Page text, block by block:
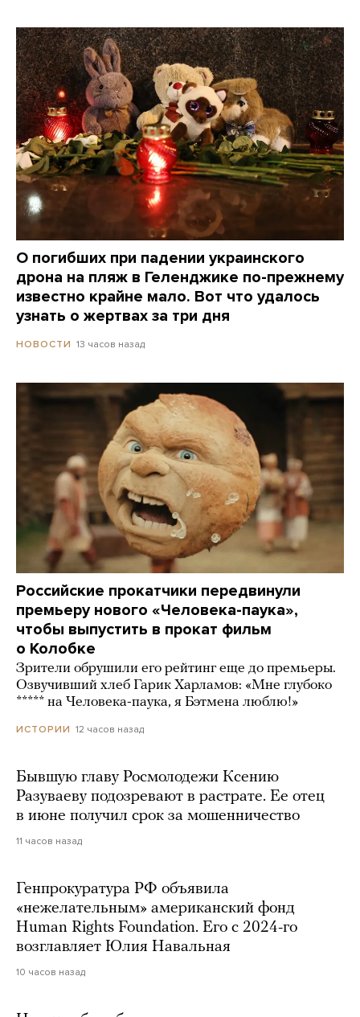
О погибших при падении украинского
дрона на пляж в Геленджике по-прежнему
известно крайне мало. Вот что удалось
узнать о жертвах за три дня
НОВОСТИ 13 часов назад
Российские прокатчики передвинули
премьеру нового «Человека-паука»,
чтобы выпустить в прокат фильм
о Колобке
Зрители обрушили его рейтинг еще до премьеры.
Озвучивший хлеб Гарик Харламов: «Мне глубоко
***** на Человека-паука, я Бэтмена люблю!»
ИСТОРИИ 12 часов назад
Бывшую главу Росмолодежи Ксению
Разуваеву подозревают в растрате. Ее отец
в июне получил срок за мошенничество
11 часов назад
Генпрокуратура РФ объявила
«нежелательным» американский фонд
Human Rights Foundation. Его с 2024-го
возглавляет Юлия Навальная
10 часов назад